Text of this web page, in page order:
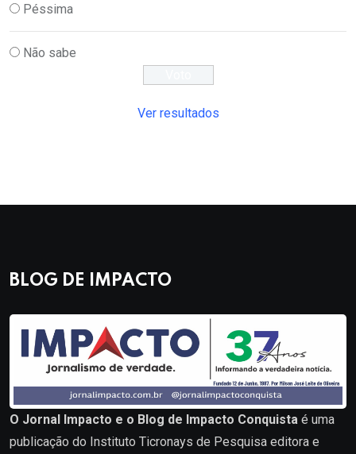
Péssima
Não sabe
Ver resultados
BLOG DE IMPACTO
O Jornal Impacto e o Blog de Impacto Conquista é uma
publicação do Instituto Ticronays de Pesquisa editora e